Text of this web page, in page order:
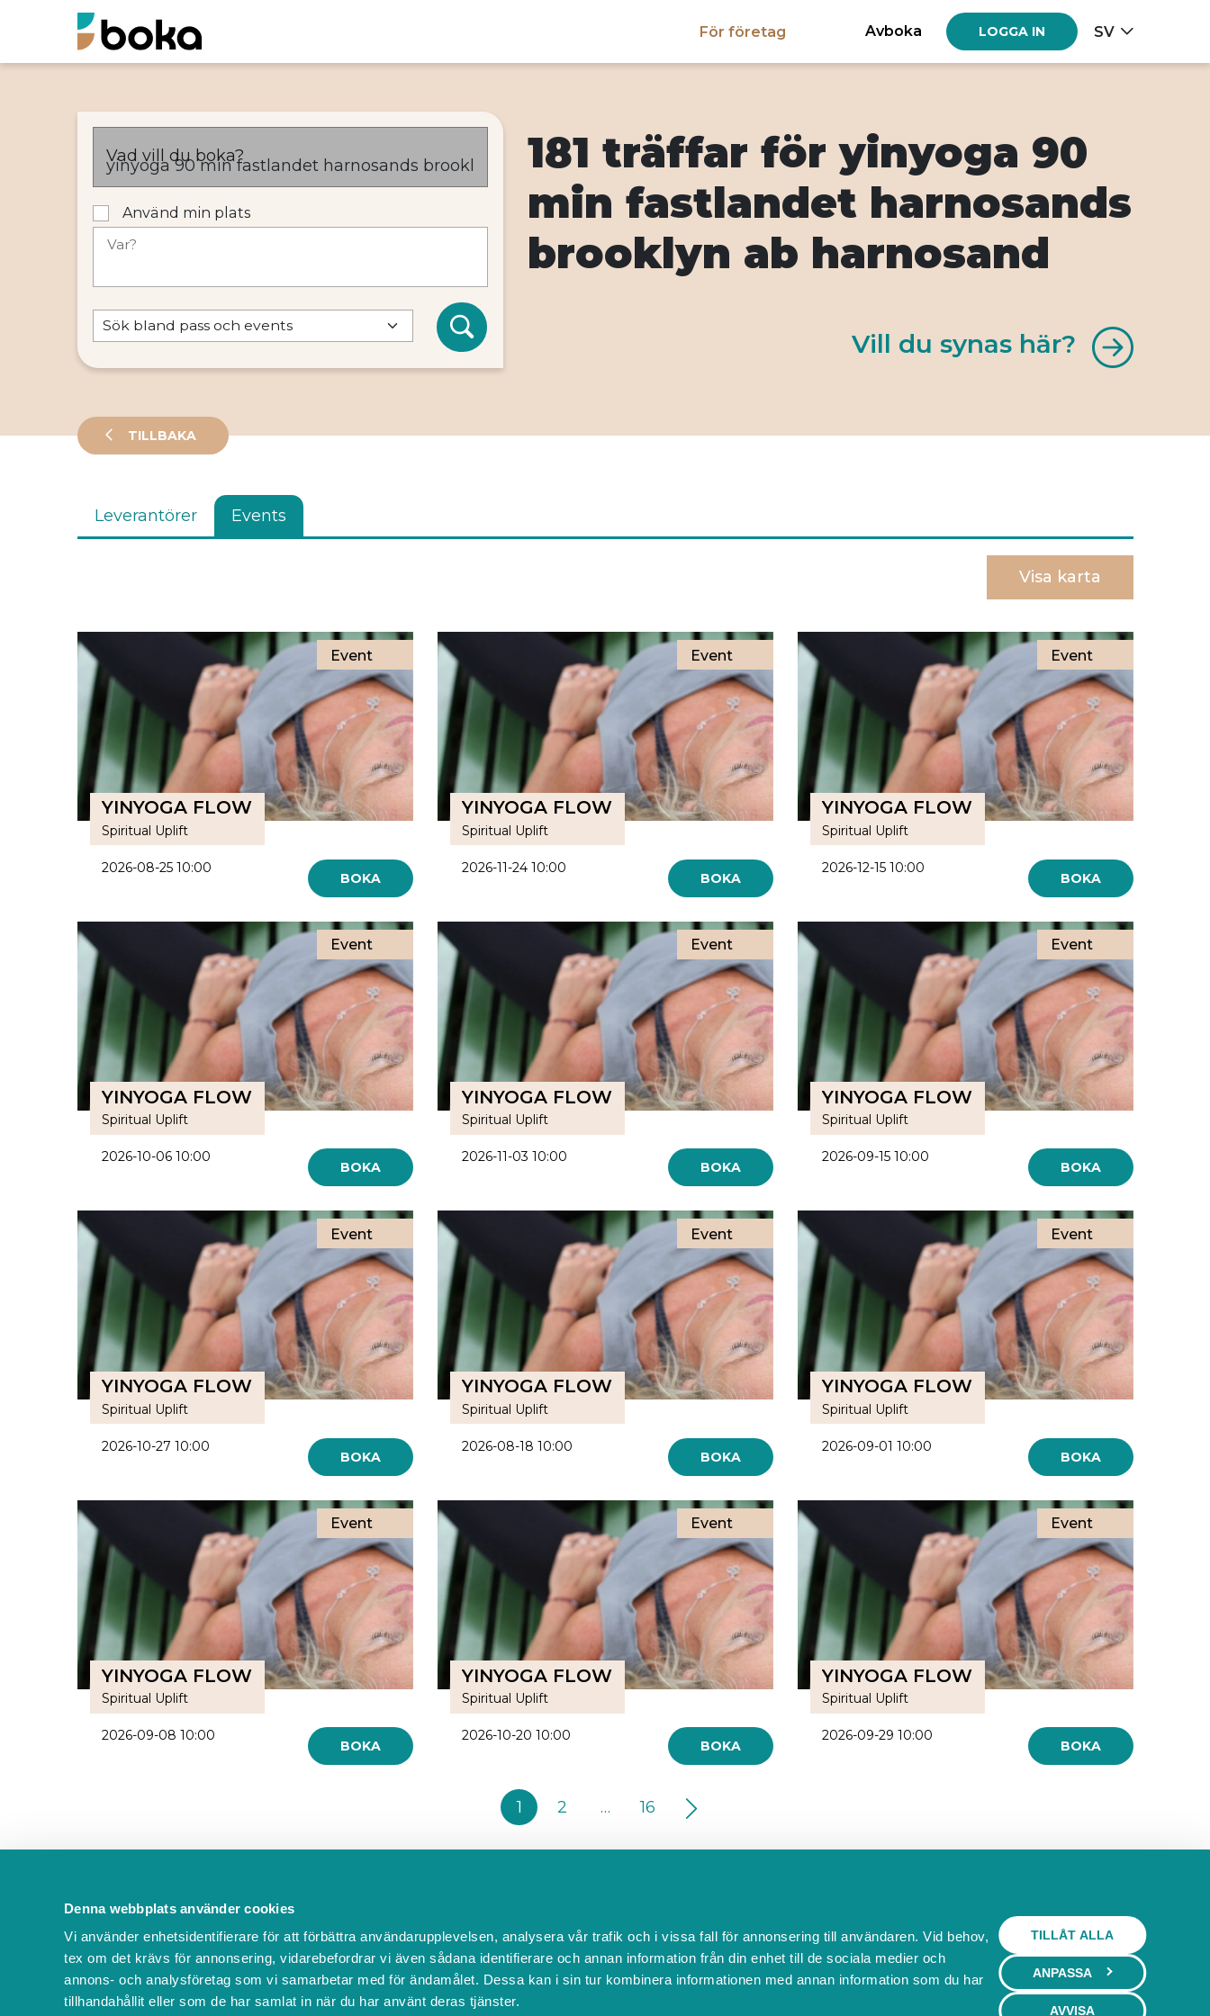
Denna webbplats använder cookies
Vi använder enhetsidentifierare för att förbättra användarupplevelsen, analysera vår trafik och i vissa fall för annonsering till användaren. Vid behov,
tex om det krävs för annonsering, vidarebefordrar vi även sådana identifierare och annan information från din enhet till de sociala medier och
annons- och analysföretag som vi samarbetar med för ändamålet. Dessa kan i sin tur kombinera informationen med annan information som du har
tillhandahållit eller som de har samlat in när du har använt deras tjänster.
TILLÅT ALLA
ANPASSA
AVVISA
För företag Avboka LOGGA IN SV
Vad vill du boka?
Använd min plats
Var?
181 träffar för yinyoga 90
min fastlandet harnosands
brooklyn ab harnosand
Vill du synas här?
TILLBAKA
Leverantörer Events
Visa karta
Event
YINYOGA FLOW
Spiritual Uplift
2026-08-25 10:00
BOKA
Event
YINYOGA FLOW
Spiritual Uplift
2026-11-24 10:00
BOKA
Event
YINYOGA FLOW
Spiritual Uplift
2026-12-15 10:00
BOKA
Event
YINYOGA FLOW
Spiritual Uplift
2026-10-06 10:00
BOKA
Event
YINYOGA FLOW
Spiritual Uplift
2026-11-03 10:00
BOKA
Event
YINYOGA FLOW
Spiritual Uplift
2026-09-15 10:00
BOKA
Event
YINYOGA FLOW
Spiritual Uplift
2026-10-27 10:00
BOKA
Event
YINYOGA FLOW
Spiritual Uplift
2026-08-18 10:00
BOKA
Event
YINYOGA FLOW
Spiritual Uplift
2026-09-01 10:00
BOKA
Event
YINYOGA FLOW
Spiritual Uplift
2026-09-08 10:00
BOKA
Event
YINYOGA FLOW
Spiritual Uplift
2026-10-20 10:00
BOKA
Event
YINYOGA FLOW
Spiritual Uplift
2026-09-29 10:00
BOKA
1 2 … 16
Kontakta oss
FAQ
Om oss
Villkor & policyer
Kontakta Support
support@boka.se
010-10 10 360
Vardagar 09.00 – 16.00
Lunchstängt 12.00 - 13.00
Behöver du ett bokningssystem?
SKAPA BOKNINGSSYSTEM